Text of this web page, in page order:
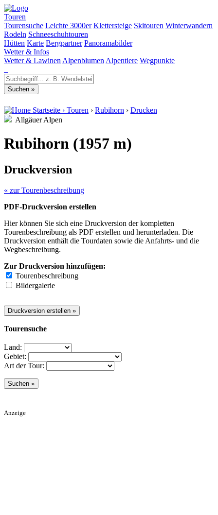
Touren
Tourensuche Leichte 3000er Klettersteige Skitouren Winterwandern
Rodeln Schneeschuhtouren
Hütten Karte Bergpartner Panoramabilder
Wetter & Infos
Wetter & Lawinen Alpenblumen Alpentiere Wegpunkte
Startseite › Touren › Rubihorn › Drucken
Allgäuer Alpen
Rubihorn (1957 m)
Druckversion
« zur Tourenbeschreibung
PDF-Druckversion erstellen
Hier können Sie sich eine Druckversion der kompletten
Tourenbeschreibung als PDF erstellen und herunterladen. Die
Druckversion enthält die Tourdaten sowie die Anfahrts- und die
Wegbeschreibung.
Zur Druckversion hinzufügen:
Tourenbeschreibung
Bildergalerie
Tourensuche
Land:
Gebiet:
Art der Tour:
Anzeige